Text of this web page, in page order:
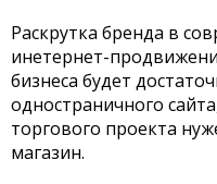
Раскрутка бренда в
инетернет-
бизнеса будет
одностраничного
торгового проекта
магазин.